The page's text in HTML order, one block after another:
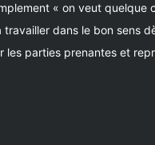
« on veut quelque
dans le bon sens
les parties prenantes et